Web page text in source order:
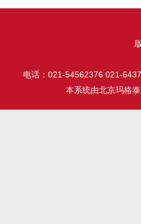
电话：021-54562376 021-
本系统由北京玛格